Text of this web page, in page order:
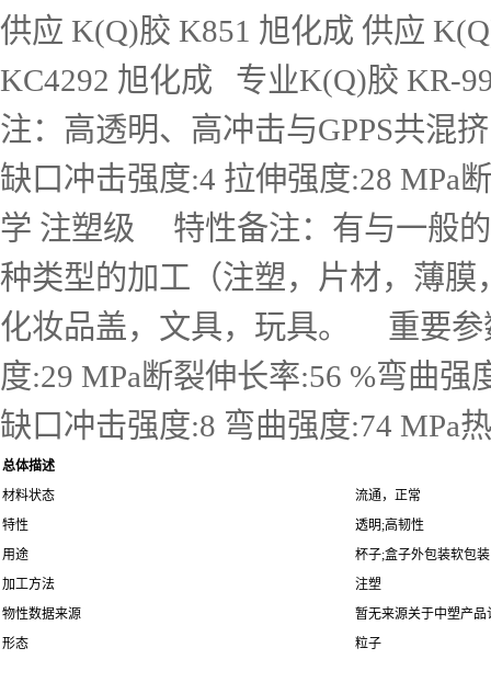
供应 K(Q)胶 K851 旭化成 供应
KC4292 旭化成 专业K(Q)胶 KR-
注：高透明、高冲击与GPPS共混
缺口冲击强度:4 拉伸强度:28
学 注塑级 特性备注：有与一般的
种类型的加工（注塑，片材，薄
化妆品盖，文具，玩具。 重要参
度:29 MPa断裂伸长率:56 %弯
缺口冲击强度:8 弯曲强度:74 MPa
总体描述
材料状态
流通，正常
特性
透明;高韧性
用途
杯子;盒子外包装软包装
加工方法
注塑
物性数据来源
暂无来源关于中塑产品
形态
粒子